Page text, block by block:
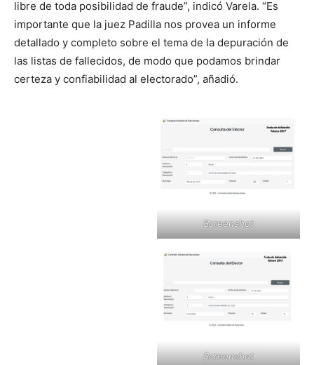
libre de toda posibilidad de fraude”, indicó Varela. “Es
importante que la juez Padilla nos provea un informe
detallado y completo sobre el tema de la depuración de
las listas de fallecidos, de modo que podamos brindar
certeza y confiabilidad al electorado”, añadió.
Screenshot
Screenshot